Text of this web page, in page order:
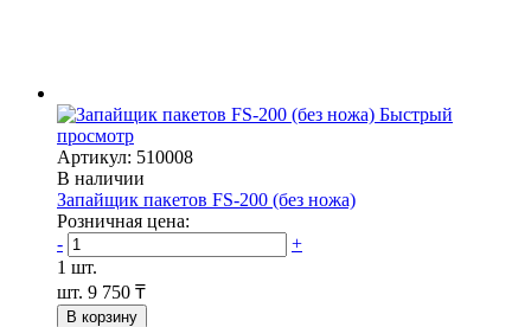
Быстрый
просмотр
Артикул: 510008
В наличии
Запайщик пакетов FS-200 (без ножа)
Розничная цена:
-
+
1 шт.
шт. 9 750 ₸
В корзину